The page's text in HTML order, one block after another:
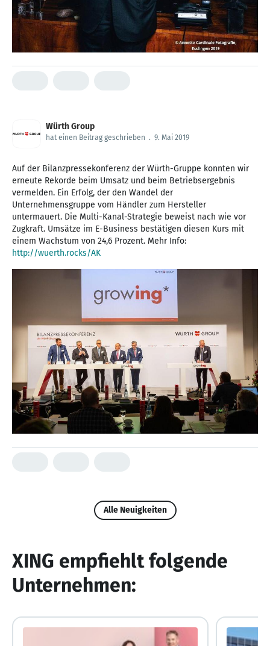
Würth Group
hat einen Beitrag geschrieben . 9. Mai 2019
Auf der Bilanzpressekonferenz der Würth-Gruppe konnten wir
erneute Rekorde beim Umsatz und beim Betriebsergebnis
vermelden. Ein Erfolg, der den Wandel der
Unternehmensgruppe vom Händler zum Hersteller
untermauert. Die Multi-Kanal-Strategie beweist nach wie vor
Zugkraft. Umsätze im E-Business bestätigen diesen Kurs mit
einem Wachstum von 24,6 Prozent. Mehr Info:
http://wuerth.rocks/AK
Alle Neuigkeiten
XING empfiehlt folgende
Unternehmen: